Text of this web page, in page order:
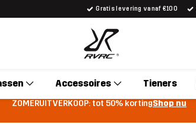
Gratis levering vanaf €100
Accessoires Tieners
ZOMERUITVERKOOP: tot 50% kortingShop nu